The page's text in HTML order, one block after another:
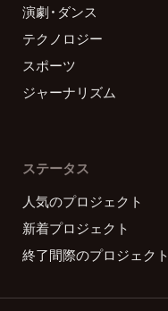
演劇・ダンス
テクノロジー
スポーツ
ジャーナリズム
ステータス
人気のプロジェクト
新着プロジェクト
終了間際のプロジェクト